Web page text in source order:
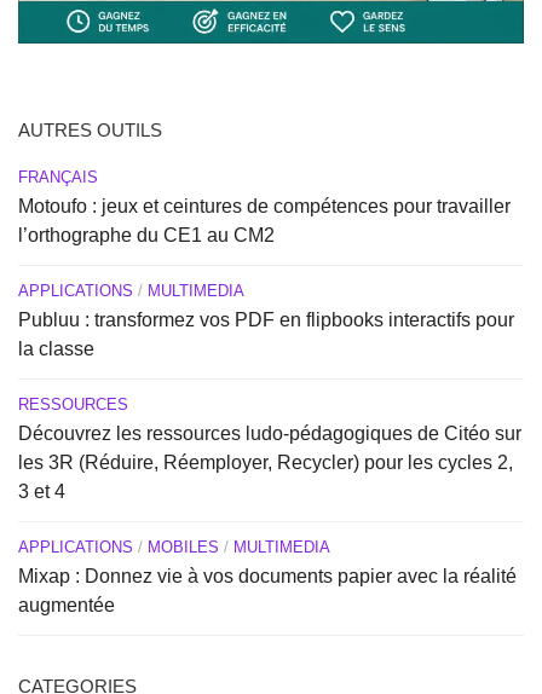
AUTRES OUTILS
FRANÇAIS
Motoufo : jeux et ceintures de compétences pour travailler
l’orthographe du CE1 au CM2
APPLICATIONS / MULTIMEDIA
Publuu : transformez vos PDF en flipbooks interactifs pour
la classe
RESSOURCES
Découvrez les ressources ludo-pédagogiques de Citéo sur
les 3R (Réduire, Réemployer, Recycler) pour les cycles 2,
3 et 4
APPLICATIONS / MOBILES / MULTIMEDIA
Mixap : Donnez vie à vos documents papier avec la réalité
augmentée
CATEGORIES